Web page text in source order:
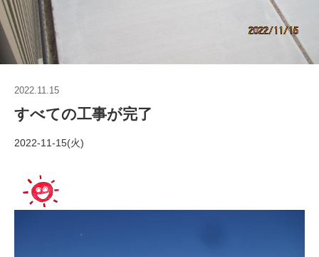
2022.11.15
すべての工事が完了
2022-11-15(火)